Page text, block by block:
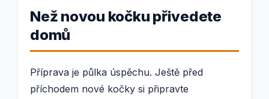
Než novou kočku přivedete
domů
Příprava je půlka úspěchu. Ještě před
příchodem nové kočky si připravte